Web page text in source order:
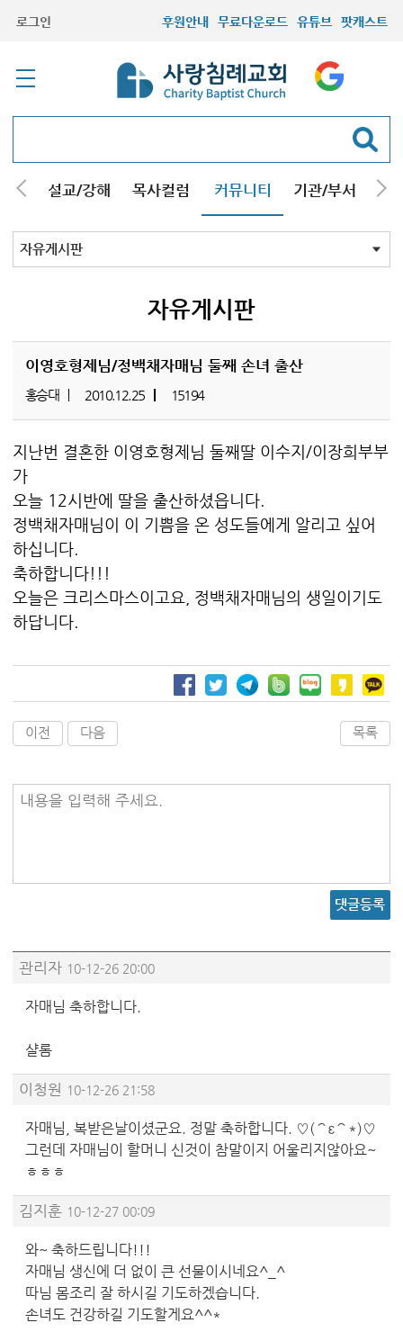
로그인 후원안내 무료다운로드 유튜브 팟캐스트
내 설교/강해 목사컬럼 커뮤니티 기관/부서 선
최근등록자료
자유게시판
자유게시판
이영호형제님/정백채자매님 둘째 손녀 출산
홍승대 2010.12.25 15194
지난번 결혼한 이영호형제님 둘째딸 이수지/이장희부부
가
오늘 12시반에 딸을 출산하셨읍니다.
정백채자매님이 이 기쁨을 온 성도들에게 알리고 싶어
하십니다.
축하합니다!!!
오늘은 크리스마스이고요, 정백채자매님의 생일이기도
하답니다.
이전 다음 목록
내용을 입력해 주세요.
댓글등록
관리자 10-12-26 20:00
자매님 축하합니다.
샬롬
이청원 10-12-26 21:58
자매님, 복받은날이셨군요. 정말 축하합니다. ♡(⌒ε⌒*)♡
그런데 자매님이 할머니 신것이 참말이지 어울리지않아요~
ㅎㅎㅎ
김지훈 10-12-27 00:09
와~ 축하드립니다!!!
자매님 생신에 더 없이 큰 선물이시네요^_^
따님 몸조리 잘 하시길 기도하겠습니다.
손녀도 건강하길 기도할게요^^*